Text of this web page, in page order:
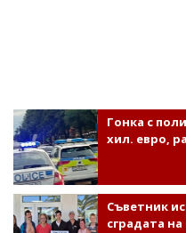
Гонка с
хил. евро,
Съветник
сградата